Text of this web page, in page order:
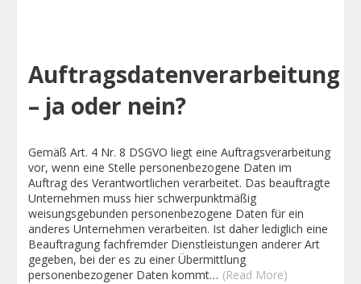
Auftragsdatenverarbeitung
– ja oder nein?
Gemäß Art. 4 Nr. 8 DSGVO liegt eine Auftragsverarbeitung
vor, wenn eine Stelle personenbezogene Daten im
Auftrag des Verantwortlichen verarbeitet. Das beauftragte
Unternehmen muss hier schwerpunktmäßig
weisungsgebunden personenbezogene Daten für ein
anderes Unternehmen verarbeiten. Ist daher lediglich eine
Beauftragung fachfremder Dienstleistungen anderer Art
gegeben, bei der es zu einer Übermittlung
personenbezogener Daten kommt… (Read More)